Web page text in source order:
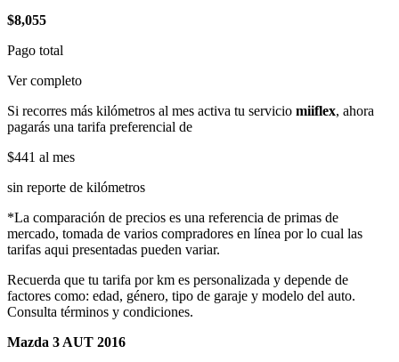
$8,055
Pago total
Ver completo
Si recorres más kilómetros al mes activa tu servicio miiflex, ahora
pagarás una tarifa preferencial de
$441 al mes
sin reporte de kilómetros
*La comparación de precios es una referencia de primas de
mercado, tomada de varios compradores en línea por lo cual las
tarifas aqui presentadas pueden variar.
Recuerda que tu tarifa por km es personalizada y depende de
factores como: edad, género, tipo de garaje y modelo del auto.
Consulta términos y condiciones.
Mazda 3 AUT 2016